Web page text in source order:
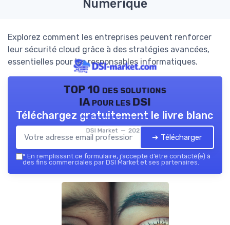
Numérique
Explorez comment les entreprises peuvent renforcer
leur sécurité cloud grâce à des stratégies avancées,
essentielles pour les responsables informatiques.
TOP 10 des solutions
IA pour les DSI
DSI Market — 2026
Téléchargez gratuitement le livre blanc
➔ Télécharger
* En remplissant ce formulaire, j’accepte d’être contacté(e) à
des fins commerciales par DSI Market et ses partenaires.